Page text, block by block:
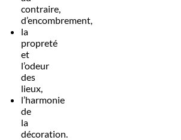
contraire,
d’encombrement,
la
propreté
et
l’odeur
des
lieux,
l’harmonie
de
la
décoration.